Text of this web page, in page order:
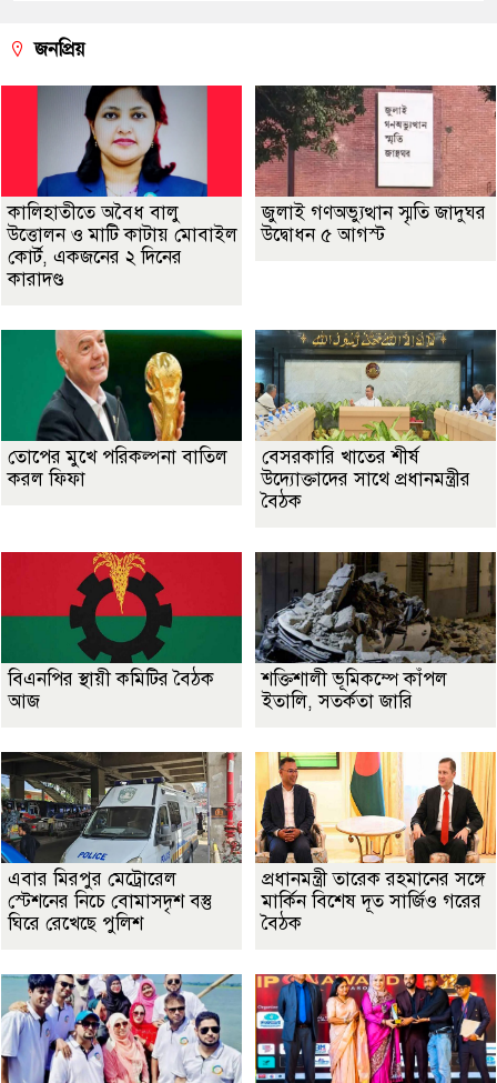
জনপ্রিয়
কালিহাতীতে অবৈধ বালু
উত্তোলন ও মাটি কাটায় মোবাইল
কোর্ট, একজনের ২ দিনের
কারাদণ্ড
জুলাই গণঅভ্যুত্থান স্মৃতি জাদুঘর
উদ্বোধন ৫ আগস্ট
তোপের মুখে পরিকল্পনা বাতিল
করল ফিফা
বেসরকারি খাতের শীর্ষ
উদ্যোক্তাদের সাথে প্রধানমন্ত্রীর
বৈঠক
বিএনপির স্থায়ী কমিটির বৈঠক
আজ
শক্তিশালী ভূমিকম্পে কাঁপল
ইতালি, সতর্কতা জারি
এবার মিরপুর মেট্রোরেল
স্টেশনের নিচে বোমাসদৃশ বস্তু
ঘিরে রেখেছে পুলিশ
প্রধানমন্ত্রী তারেক রহমানের সঙ্গে
মার্কিন বিশেষ দূত সার্জিও গরের
বৈঠক